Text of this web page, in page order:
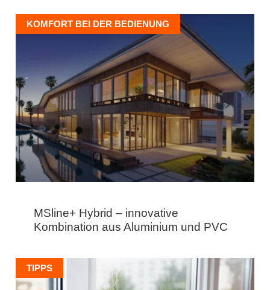
KOMFORT BEI DER BEDIENUNG
MSline+ Hybrid – innovative
Kombination aus Aluminium und PVC
TIPPS